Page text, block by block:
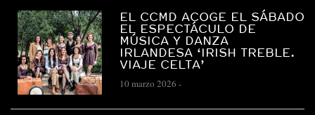
EL CCMD ACOGE EL SÁBADO
EL ESPECTÁCULO DE
MÚSICA Y DANZA
IRLANDESA ‘IRISH TREBLE.
VIAJE CELTA’
10 marzo 2026 -